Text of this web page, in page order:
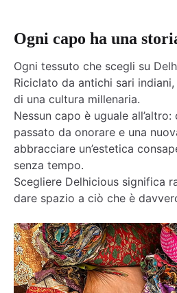
Ogni capo ha una
Ogni tessuto che scegli su
Riciclato da antichi sari
di una cultura millenaria.
Nessun capo è uguale
passato da onorare e una
abbracciare un’estetica
senza tempo.
Scegliere Delhicious significa
dare spazio a ciò che è